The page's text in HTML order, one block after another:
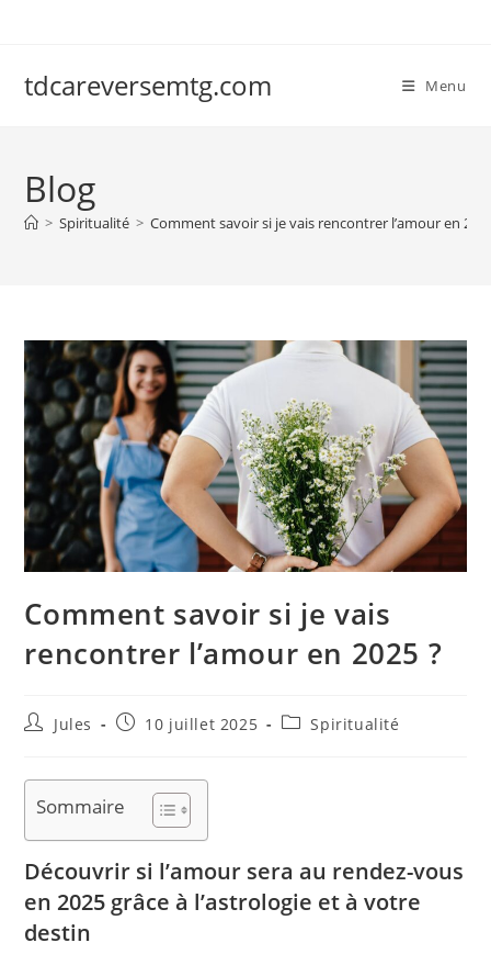
tdcareversemtg.com Menu
Blog
> Spiritualité > Comment savoir si je vais rencontrer l’amour en
Comment savoir si je vais
rencontrer l’amour en 2025 ?
Auteur/autrice
publication :
Jules
Publication
10 juillet 2025
PostSpiritualité
Sommaire
Découvrir si l’amour sera au rendez-vous
en 2025 grâce à l’astrologie et à votre
destin